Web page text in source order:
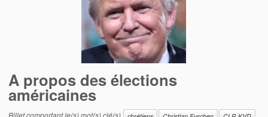
A propos des élections
américaines
Billet comportant le(s) mot(s) clé(s)